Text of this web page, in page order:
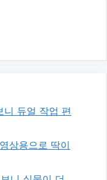
니 듀얼 작업 편
상용으로 딱이